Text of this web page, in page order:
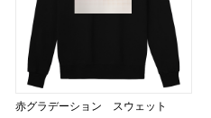
赤グラデーション スウェット